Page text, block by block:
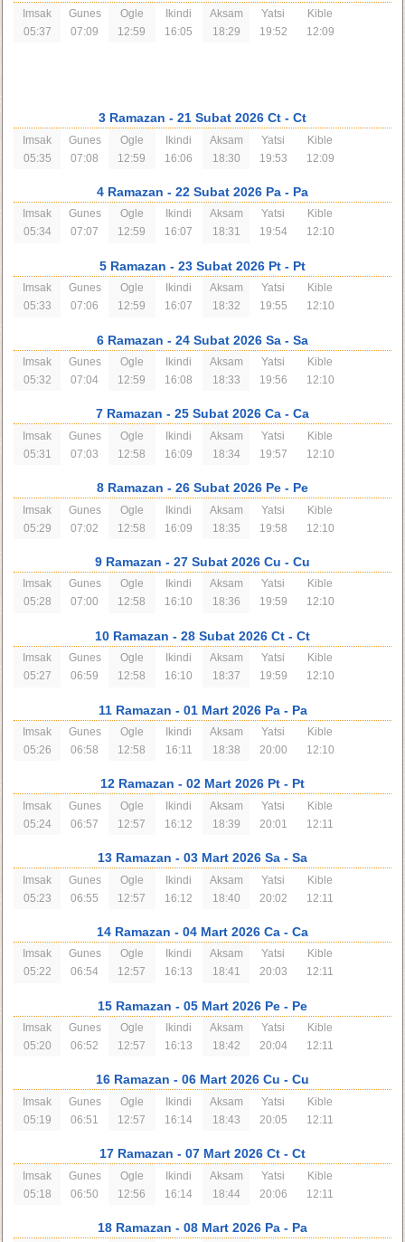
Imsak
05:37
Gunes
07:09
Ogle
12:59
Ikindi
16:05
Aksam
18:29
Yatsi
19:52
Kible
12:09
3 Ramazan - 21 Subat 2026 Ct - Ct
Imsak
05:35
Gunes
07:08
Ogle
12:59
Ikindi
16:06
Aksam
18:30
Yatsi
19:53
Kible
12:09
4 Ramazan - 22 Subat 2026 Pa - Pa
Imsak
05:34
Gunes
07:07
Ogle
12:59
Ikindi
16:07
Aksam
18:31
Yatsi
19:54
Kible
12:10
5 Ramazan - 23 Subat 2026 Pt - Pt
Imsak
05:33
Gunes
07:06
Ogle
12:59
Ikindi
16:07
Aksam
18:32
Yatsi
19:55
Kible
12:10
6 Ramazan - 24 Subat 2026 Sa - Sa
Imsak
05:32
Gunes
07:04
Ogle
12:59
Ikindi
16:08
Aksam
18:33
Yatsi
19:56
Kible
12:10
7 Ramazan - 25 Subat 2026 Ca - Ca
Imsak
05:31
Gunes
07:03
Ogle
12:58
Ikindi
16:09
Aksam
18:34
Yatsi
19:57
Kible
12:10
8 Ramazan - 26 Subat 2026 Pe - Pe
Imsak
05:29
Gunes
07:02
Ogle
12:58
Ikindi
16:09
Aksam
18:35
Yatsi
19:58
Kible
12:10
9 Ramazan - 27 Subat 2026 Cu - Cu
Imsak
05:28
Gunes
07:00
Ogle
12:58
Ikindi
16:10
Aksam
18:36
Yatsi
19:59
Kible
12:10
10 Ramazan - 28 Subat 2026 Ct - Ct
Imsak
05:27
Gunes
06:59
Ogle
12:58
Ikindi
16:10
Aksam
18:37
Yatsi
19:59
Kible
12:10
11 Ramazan - 01 Mart 2026 Pa- Pa
Imsak
05:26
Gunes
06:58
Ogle
12:58
Ikindi
16:11
Aksam
18:38
Yatsi
20:00
Kible
12:10
12 Ramazan - 02 Mart 2026 Pt - Pt
Imsak
05:24
Gunes
06:57
Ogle
12:57
Ikindi
16:12
Aksam
18:39
Yatsi
20:01
Kible
12:11
13 Ramazan - 03 Mart 2026 Sa - Sa
Imsak
05:23
Gunes
06:55
Ogle
12:57
Ikindi
16:12
Aksam
18:40
Yatsi
20:02
Kible
12:11
14 Ramazan - 04 Mart 2026 Ca - Ca
Imsak
05:22
Gunes
06:54
Ogle
12:57
Ikindi
16:13
Aksam
18:41
Yatsi
20:03
Kible
12:11
15 Ramazan - 05 Mart 2026 Pe - Pe
Imsak
05:20
Gunes
06:52
Ogle
12:57
Ikindi
16:13
Aksam
18:42
Yatsi
20:04
Kible
12:11
16 Ramazan - 06 Mart 2026 Cu - Cu
Imsak
05:19
Gunes
06:51
Ogle
12:57
Ikindi
16:14
Aksam
18:43
Yatsi
20:05
Kible
12:11
17 Ramazan - 07 Mart 2026 Ct - Ct
Imsak
05:18
Gunes
06:50
Ogle
12:56
Ikindi
16:14
Aksam
18:44
Yatsi
20:06
Kible
12:11
18 Ramazan - 08 Mart 2026 Pa - Pa